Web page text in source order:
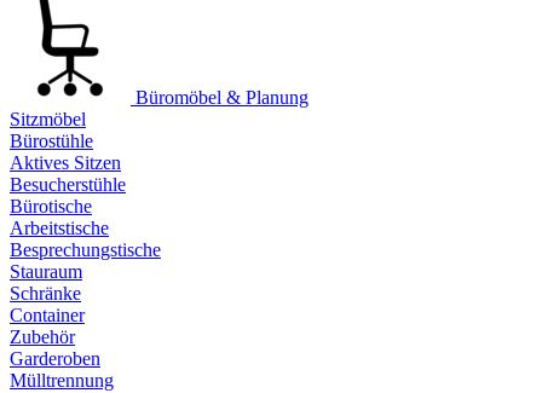
Büromöbel & Planung
Sitzmöbel
Bürostühle
Aktives Sitzen
Besucherstühle
Bürotische
Arbeitstische
Besprechungstische
Stauraum
Schränke
Container
Zubehör
Garderoben
Mülltrennung